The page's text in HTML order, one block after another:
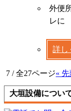
外便
レに
詳し
7 / 全27ページ«
大垣設備につい